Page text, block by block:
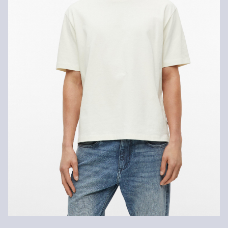
Trocknen mit reduzierter thermischer Belastung